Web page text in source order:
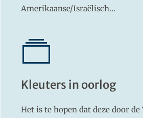
Amerikaanse/Israëlisch…
Kleuters in oorlog
Het is te hopen dat deze door de